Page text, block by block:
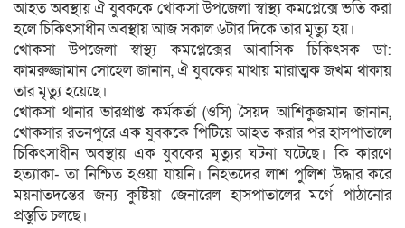
আহত অবস্থায় ঐ যুবককে খোকসা উপজেলা স্বাস্থ্য কমপ্লেক্সে ভর্তি করা
হলে চিকিৎসাধীন অবস্থায় আজ সকাল ৬টার দিকে তার মৃত্যু হয়।
খোকসা উপজেলা স্বাস্থ্য কমপ্লেক্সের আবাসিক চিকিৎসক ডা:
কামরুজ্জামান সোহেল জানান, ঐ যুবকের মাথায় মারাত্মক জখম থাকায়
তার মৃত্যু হয়েছে।
খোকসা থানার ভারপ্রাপ্ত কর্মকর্তা (ওসি) সৈয়দ আশিকুজমান জানান,
খোকসার রতনপুরে এক যুবককে পিটিয়ে আহত করার পর হাসপাতালে
চিকিৎসাধীন অবস্থায় এক যুবকের মৃত্যুর ঘটনা ঘটেছে। কি কারণে
হত্যাকা- তা নিশ্চিত হওয়া যায়নি। নিহতদের লাশ পুলিশ উদ্ধার করে
ময়নাতদন্তের জন্য কুষ্টিয়া জেনারেল হাসপাতালের মর্গে পাঠানোর
প্রস্তুতি চলছে।